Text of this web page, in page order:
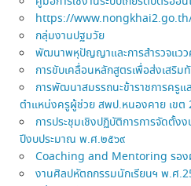
https://
กลุ่มงานปฐมวัย
พัฒนาพหุปัญญาและการสำรวจแวว
การขับเคลื่อนหลักสูตรเพื่อส่งเสริม
การพัฒนาสมรรถนะข้าราชการครูแ
ตำแหน่งครูผู้ช่วย สพป.หนองคาย เขต
การประชุมเชิงปฏิบัติการการจัดตั้ง
ปีงบประมาณ พ.ศ.๒๕๖๙
Coaching and Mentoring รองผู้
งานศิลปหัตถกรรมนักเรียนฯ พ.ศ